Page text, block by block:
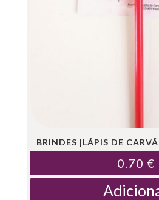
BRINDES |LÁPIS DE
0.70 €